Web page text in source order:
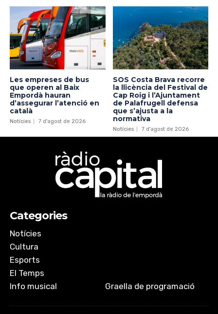
Les empreses de bus
que operen al Baix
Empordà hauran
d’assegurar l’atenció en
català
Notícies 7 d'agost de 2026
SOS Costa Brava recorre
la llicència del Festival de
Cap Roig i l’Ajuntament
de Palafrugell defensa
que s’ajusta a la
normativa
Notícies 7 d'agost de 2026
Categories
Notícies
Cultura
Esports
El Temps
Info musical
Graella de programació